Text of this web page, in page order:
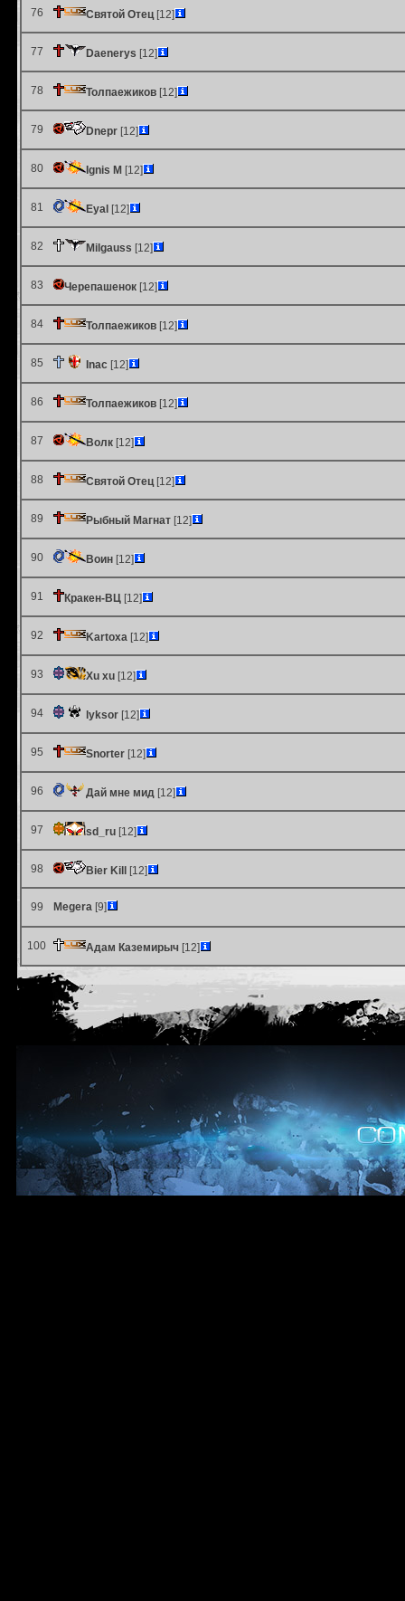
76 Святой Отец[12]
77 Daenerys [12]
78 Толпаежиков [12]
79 Dnepr [12]
80 Ignis M [12]
81 Eyal [12]
82 Milgauss [12]
83 Черепашенок [12]
84 Толпаежиков [12]
85 Inac [12]
86 Толпаежиков [12]
87 Волк [12]
88 Святой Отец[12]
89 Рыбный Магнат [12]
90 Воин [12]
91 Кракен-ВЦ [12]
92 Kartoxa [12]
93 Xu xu [12]
94 lyksor [12]
95 Snorter [12]
96 Дай мне мид [12]
97 sd_ru [12]
98 Bier Kill [12]
99 Megera [9]
100 Адам Каземирыч [12]